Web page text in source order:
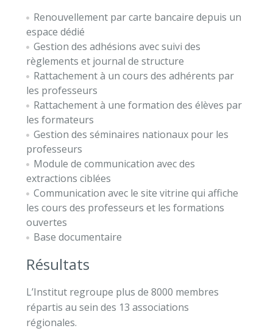
Renouvellement par carte bancaire depuis un
espace dédié
Gestion des adhésions avec suivi des
règlements et journal de structure
Rattachement à un cours des adhérents par
les professeurs
Rattachement à une formation des élèves par
les formateurs
Gestion des séminaires nationaux pour les
professeurs
Module de communication avec des
extractions ciblées
Communication avec le site vitrine qui affiche
les cours des professeurs et les formations
ouvertes
Base documentaire
Résultats
L’Institut regroupe plus de 8000 membres
répartis au sein des 13 associations
régionales.